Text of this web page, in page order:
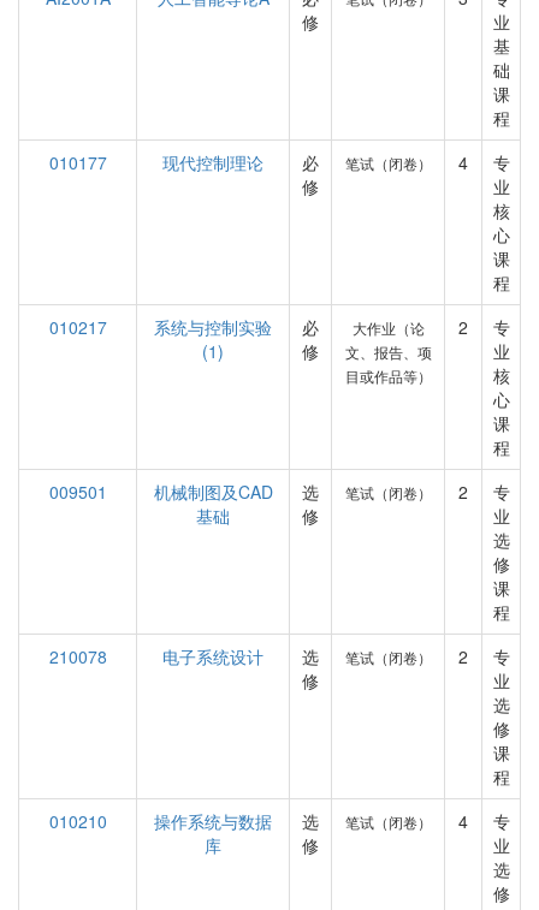
修
业
基
础
课
程
010177
现代控制理论
必
修
笔试（闭卷） 4
专
业
核
心
课
程
010217
系统与控制实验
(1)
必
修
大作业（论
文、报告、项
目或作品等）
2
专
业
核
心
课
程
009501
机械制图及CAD
基础
选
修
笔试（闭卷） 2
专
业
选
修
课
程
210078
电子系统设计
选
修
笔试（闭卷） 2
专
业
选
修
课
程
010210
操作系统与数据
库
选
修
笔试（闭卷） 4
专
业
选
修